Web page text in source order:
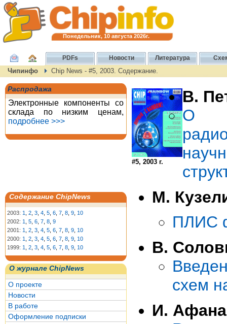
Понедельник, 10 августа 2026г.
PDFs Новости Литература
Чипинфо Chip News - #5, 2003. Содержание.
Распродажа
Электронные компоненты со
склада по низким ценам,
подробнее >>>
Содержание ChipNews
2003: 1 2 3 4 5 6 7 8 9 10
2002: 1 5 6 7 8 9
2001: 1 2 3 4 5 6 7 8 9 10
2000: 1 2 3 4 5 6 7 8 9 10
1999: 1 2 3 4 5 6 7 8 9 10
О журнале ChipNews
О проекте
Новости
В работе
Оформление подписки
#5, 2003 г.
В.
О
М.
ПЛИС
В.
схем
И.